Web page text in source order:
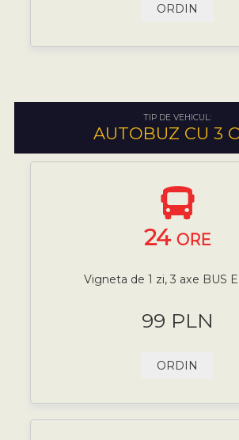
ORDIN
TIP DE VEHICUL:
AUTOBUZ CU 3
24 ORE
Vigneta de 1 zi, 3 axe BUS
99 PLN
ORDIN